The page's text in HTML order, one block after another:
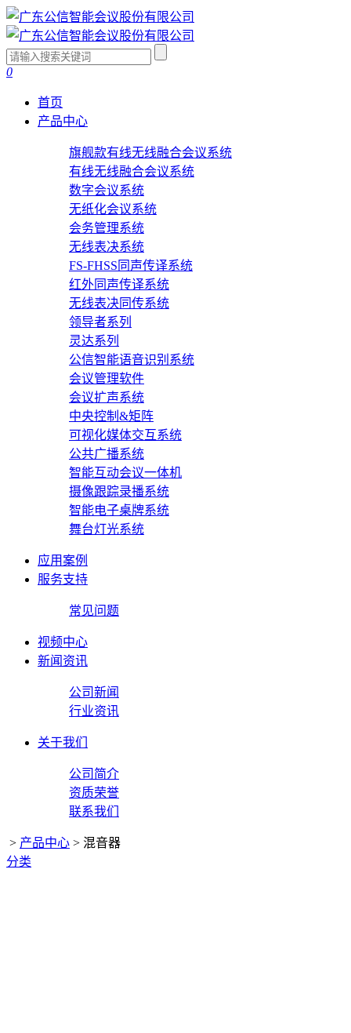
0
首页
产品中心
旗舰款有线无线融合会议系统
有线无线融合会议系统
数字会议系统
无纸化会议系统
会务管理系统
无线表决系统
FS-FHSS同声传译系统
红外同声传译系统
无线表决同传系统
领导者系列
灵达系列
公信智能语音识别系统
会议管理软件
会议扩声系统
中央控制&矩阵
可视化媒体交互系统
公共广播系统
智能互动会议一体机
摄像跟踪录播系统
智能电子桌牌系统
舞台灯光系统
应用案例
服务支持
常见问题
视频中心
新闻资讯
公司新闻
行业资讯
关于我们
公司简介
资质荣誉
联系我们
> 产品中心 > 混音器
分类